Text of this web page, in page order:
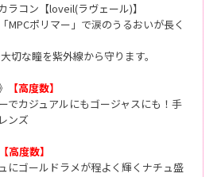
ラコン【loveil(ラヴェール)】
MPCポリマー」で涙のうるおいが長く
切な瞳を紫外線から守ります。
【高度数】
でカジュアルにもゴージャスにも！手
ンズ
【高度数】
にゴールドラメが程よく輝くナチュ盛